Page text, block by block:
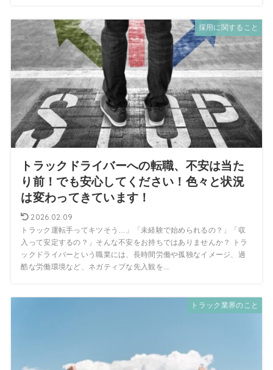
採用に関すること
トラックドライバーへの転職、不安は当た
り前！でも安心してください！色々と状況
は変わってきています！
2026.02.09
トラック運転手ってキツそう…」「未経験で始められるの？」「収
入って安定するの？」そんな不安をお持ちではありませんか？ トラ
ックドライバーという職業には、長時間労働や孤独なイメージ、過
酷な労働環境など、ネガティブな先入観を...
トラック業界のこと